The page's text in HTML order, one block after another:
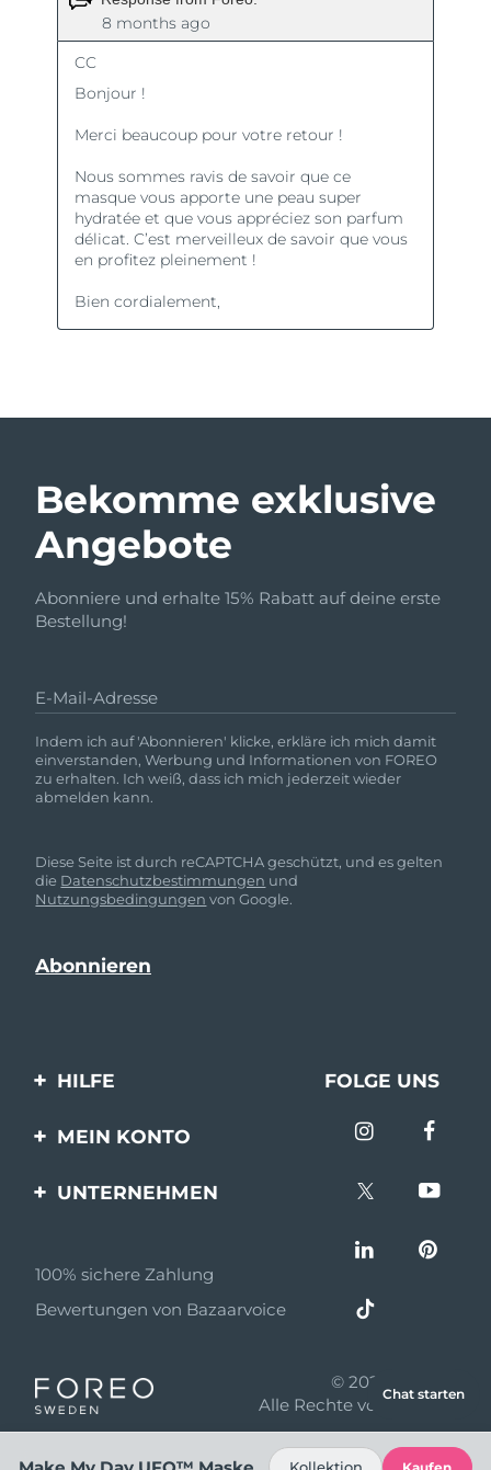
Bekomme exklusive
Angebote
Abonniere und erhalte 15% Rabatt auf deine erste
Bestellung!
E-Mail-Adresse
Indem ich auf 'Abonnieren' klicke, erkläre ich mich damit
einverstanden, Werbung und Informationen von FOREO
zu erhalten. Ich weiß, dass ich mich jederzeit wieder
abmelden kann.
Diese Seite ist durch reCAPTCHA geschützt, und es gelten
die Datenschutzbestimmungen und
Nutzungsbedingungen von Google.
HILFE
Kontaktiere uns
FOLGE UNS
MEIN KONTO
UNTERNEHMEN
Partnerprogramm
Partner Nachrichten
Einzelhändler
100% sichere Zahlung
Bewertungen von Bazaarvoice
© 2026 FOREO
Alle Rechte vorbehalten
Chat starten